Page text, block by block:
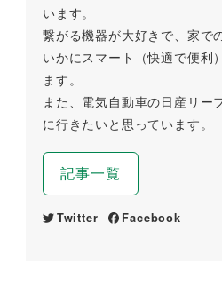
います。
繋がる機器が大好きで、家で
いかにスマート（快適で便利
ます。
また、電気自動車の日産リー
に行きたいと思っています。
記事一覧
Twitter Facebook